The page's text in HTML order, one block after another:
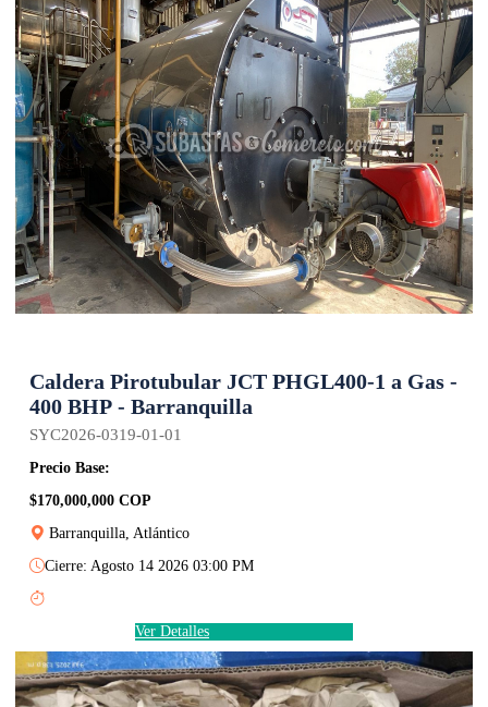
Caldera Pirotubular JCT PHGL400-1 a Gas -
400 BHP - Barranquilla
SYC2026-0319-01-01
Precio Base:
$170,000,000 COP
Barranquilla, Atlántico
Cierre: Agosto 14 2026 03:00 PM
Ver Detalles